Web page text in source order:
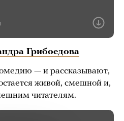
Грибоедова
— и рассказывают,
живой, смешной и,
читателям.